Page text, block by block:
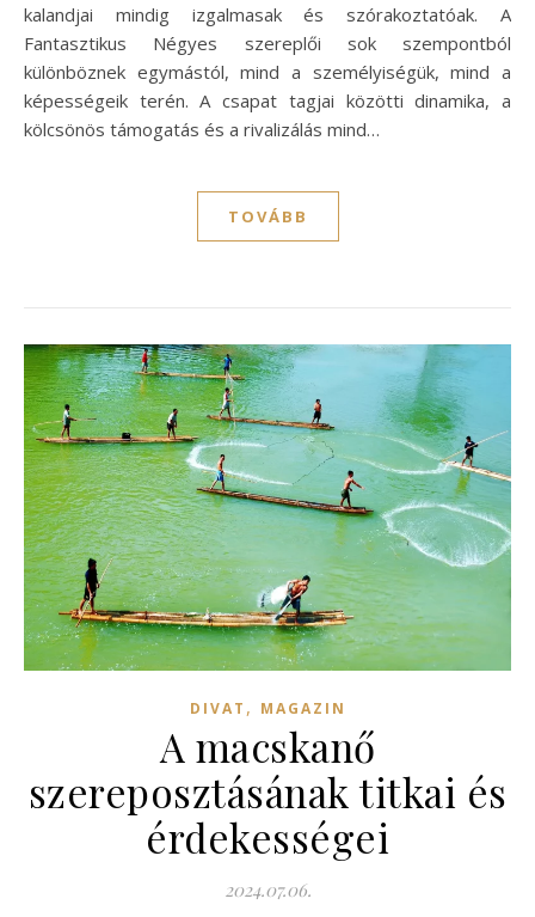
kalandjai mindig izgalmasak és szórakoztatóak. A
Fantasztikus Négyes szereplői sok szempontból
különböznek egymástól, mind a személyiségük, mind a
képességeik terén. A csapat tagjai közötti dinamika, a
kölcsönös támogatás és a rivalizálás mind…
TOVÁBB
DIVAT , MAGAZIN
A macskanő
szereposztásának titkai és
érdekességei
2024.07.06.